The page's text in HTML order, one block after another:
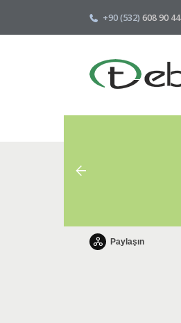
+90 (532) 608 90 44
Paylaşın